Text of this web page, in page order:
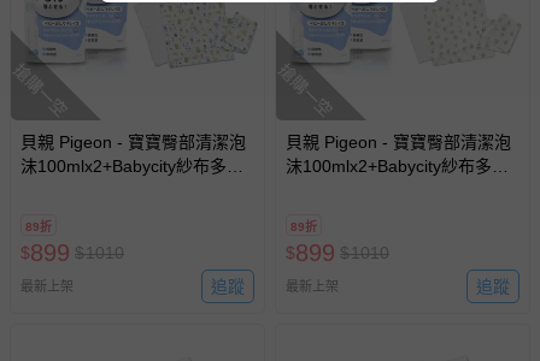
搶購一空
貝親 Pigeon - 寶寶臀部清潔泡
沫100mlx2+Babycity紗布多功
89折
$899 $1010
最新上架 追蹤
搶購一空
貝親 Pigeon - 寶寶臀部清潔泡
沫100mlx2+Babycity紗布多功
89折
$899 $1010
最新上架 追蹤